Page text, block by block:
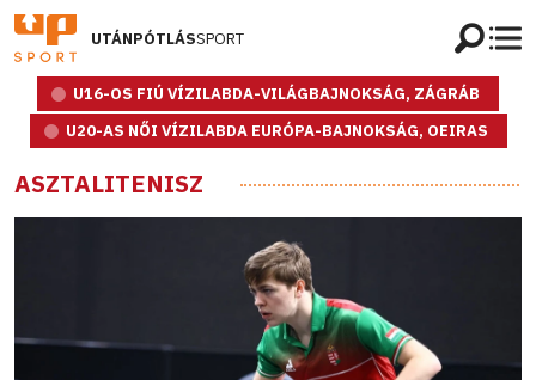
UTÁNPÓTLÁSSPORT
U16-OS FIÚ VÍZILABDA-VILÁGBAJNOKSÁG, ZÁGRÁB
U20-AS NŐI VÍZILABDA EURÓPA-BAJNOKSÁG, OEIRAS
ASZTALITENISZ